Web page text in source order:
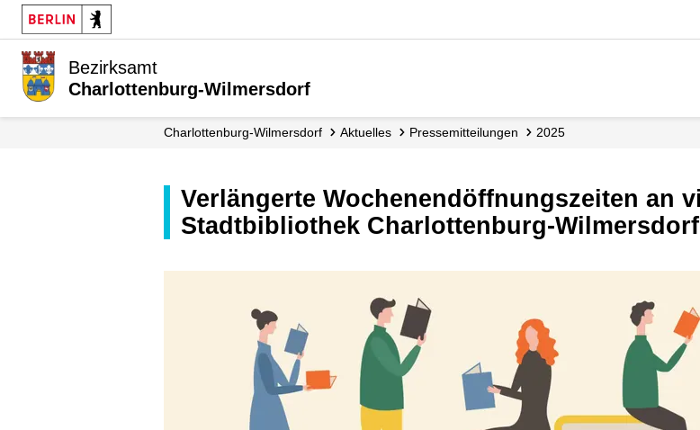
Bezirksamt
Charlottenburg-Wilmersdorf
Charlottenburg-Wilmersdorf Aktuelles Presse­mitteilungen 2025
Verlängerte Wochenendöffnungszeiten an vier Standorten der
Stadtbibliothek Charlottenburg-Wilmersdorf